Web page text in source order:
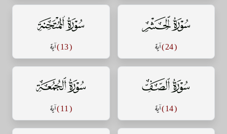
سورة الحشر
( 24 ) آية
سورة الممتحنة
( 13 ) آية
سورة الصف
( 14 ) آية
سورة الجمعة
( 11 ) آية